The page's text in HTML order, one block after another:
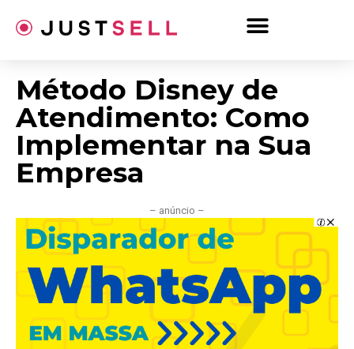
para
Método Disney de
Atendimento: Como
Implementar na Sua
Empresa
– anúncio –